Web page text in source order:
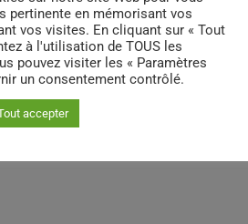
pertinente en mémorisant vos
vos visites. En cliquant sur « Tout
à l'utilisation de TOUS les
pouvez visiter les « Paramètres
un consentement contrôlé.
accepter